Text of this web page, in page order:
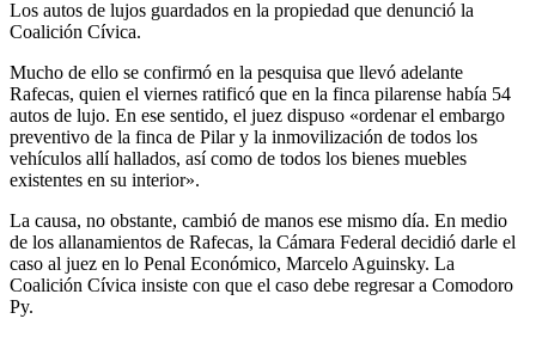
Los autos de lujos guardados en la propiedad que denunció la
Coalición Cívica.
Mucho de ello se confirmó en la pesquisa que llevó adelante
Rafecas, quien el viernes ratificó que en la finca pilarense había 54
autos de lujo. En ese sentido, el juez dispuso «ordenar el embargo
preventivo de la finca de Pilar y la inmovilización de todos los
vehículos allí hallados, así como de todos los bienes muebles
existentes en su interior».
La causa, no obstante, cambió de manos ese mismo día. En medio
de los allanamientos de Rafecas, la Cámara Federal decidió darle el
caso al juez en lo Penal Económico, Marcelo Aguinsky. La
Coalición Cívica insiste con que el caso debe regresar a Comodoro
Py.